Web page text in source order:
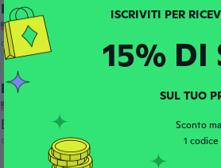
Krissie
Iscrizione dal 2016
circa 6 anni fa
Pábula
É super confortável e veste muito
circa 6 anni fa
15% DI
SUL TUO
Sconto
1